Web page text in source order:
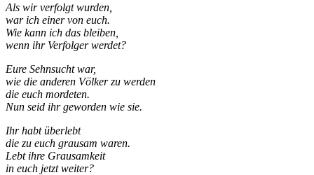
Als wir verfolgt wurden,
war ich einer von euch.
Wie kann ich das bleiben,
wenn ihr Verfolger werdet?
Eure Sehnsucht war,
wie die anderen Völker zu werden
die euch mordeten.
Nun seid ihr geworden wie sie.
Ihr habt überlebt
die zu euch grausam waren.
Lebt ihre Grausamkeit
in euch jetzt weiter?